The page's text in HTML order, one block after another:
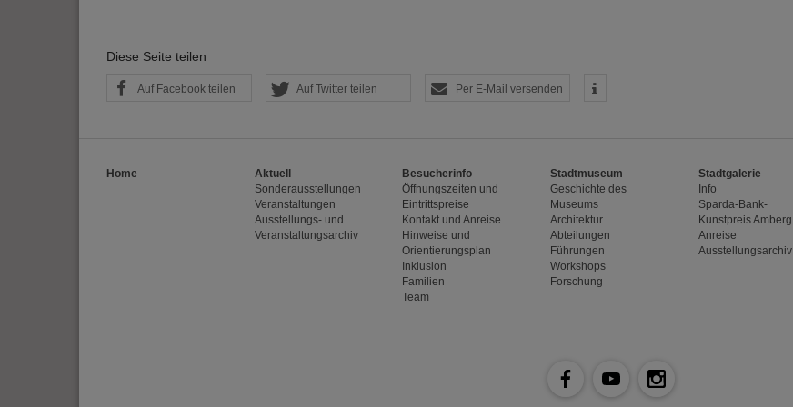
Diese Seite teilen
Auf Facebook teilen Auf Twitter teilen Per E-Mail versenden
Home
Aktuell
Sonderausstellungen
Veranstaltungen
Ausstellungs- und
Veranstaltungsarchiv
Besucherinfo
Öffnungszeiten und
Eintrittspreise
Kontakt und Anreise
Hinweise und
Orientierungsplan
Inklusion
Familien
Team
Stadtmuseum
Geschichte des
Museums
Architektur
Abteilungen
Führungen
Workshops
Forschung
Stadtgalerie
Info
Sparda-Bank-
Kunstpreis Amberg
Anreise
Ausstellungsarchiv